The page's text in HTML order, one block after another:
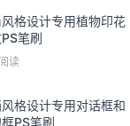
格设计专用植物印花
笔刷
读
格设计专用对话框和
PS笔刷